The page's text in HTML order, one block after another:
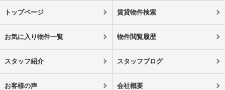
トップページ 賃貸物件検索
お気に入り物件一覧 物件閲覧履歴
スタッフ紹介 スタッフブログ
お客様の声 会社概要